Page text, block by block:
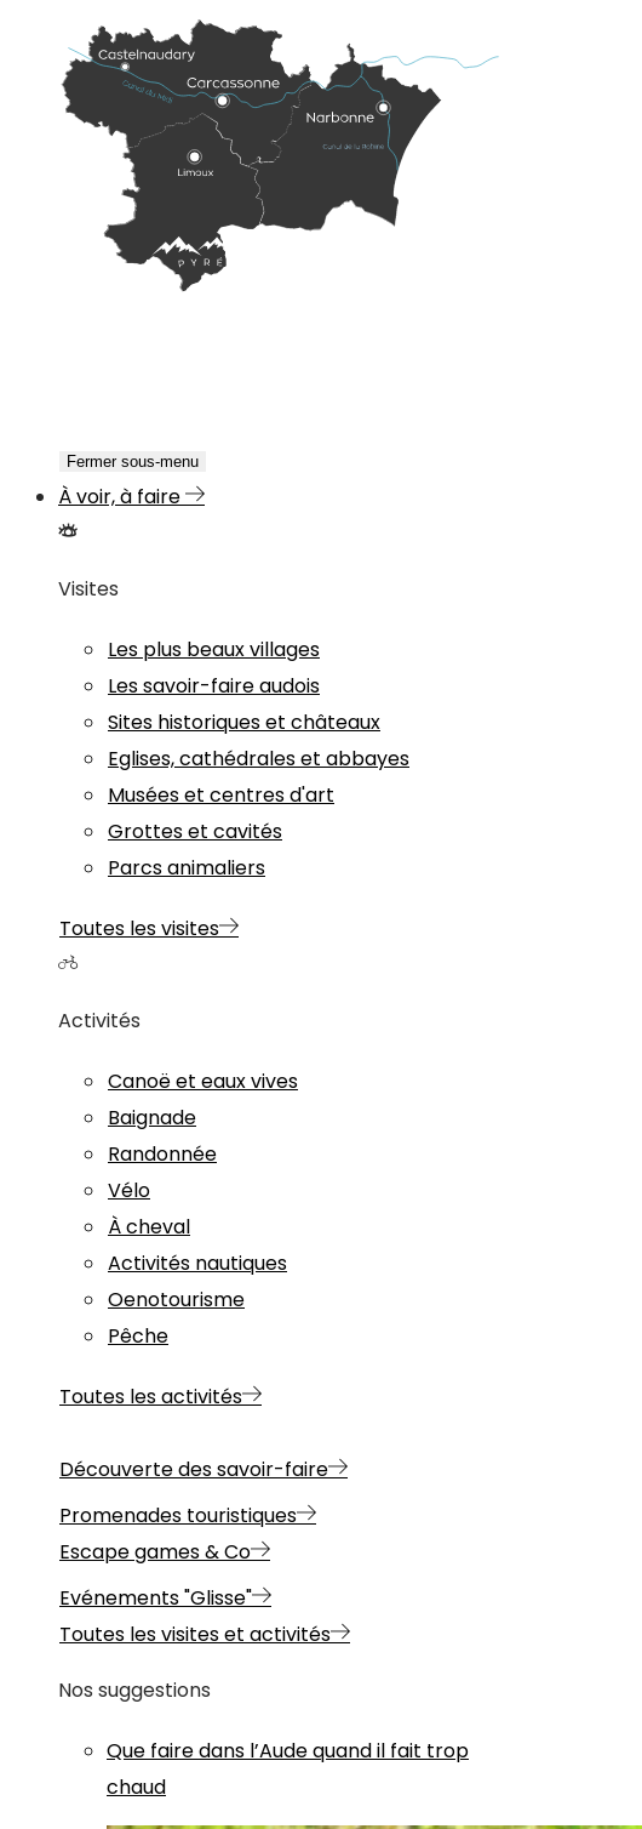
Fermer sous-menu
À voir, à faire
Visites
Les plus beaux villages
Les savoir-faire audois
Sites historiques et châteaux
Eglises, cathédrales et abbayes
Musées et centres d'art
Grottes et cavités
Parcs animaliers
Toutes les visites
Activités
Canoë et eaux vives
Baignade
Randonnée
Vélo
À cheval
Activités nautiques
Oenotourisme
Pêche
Toutes les activités
Découverte des savoir-faire
Promenades touristiques
Escape games & Co
Evénements "Glisse"
Toutes les visites et activités
Nos suggestions
Que faire dans l’Aude quand il fait trop
chaud